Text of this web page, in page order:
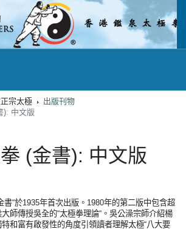
宗太極
出版刊物
): 中文版
(金書): 中文版
書“於1935年首次出版。1980年的第二版中包含超
師傳授吳全的“太極拳理論“。吳公澡宗師介紹楊
和富有啟發性的角度引領讀者理解太極“八大要